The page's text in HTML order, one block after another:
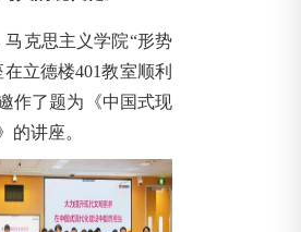
马克思主义学院“形势
立德楼401教室顺利
作了题为《中国式现
的讲座。